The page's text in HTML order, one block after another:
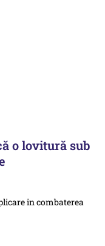
o lovitură sub